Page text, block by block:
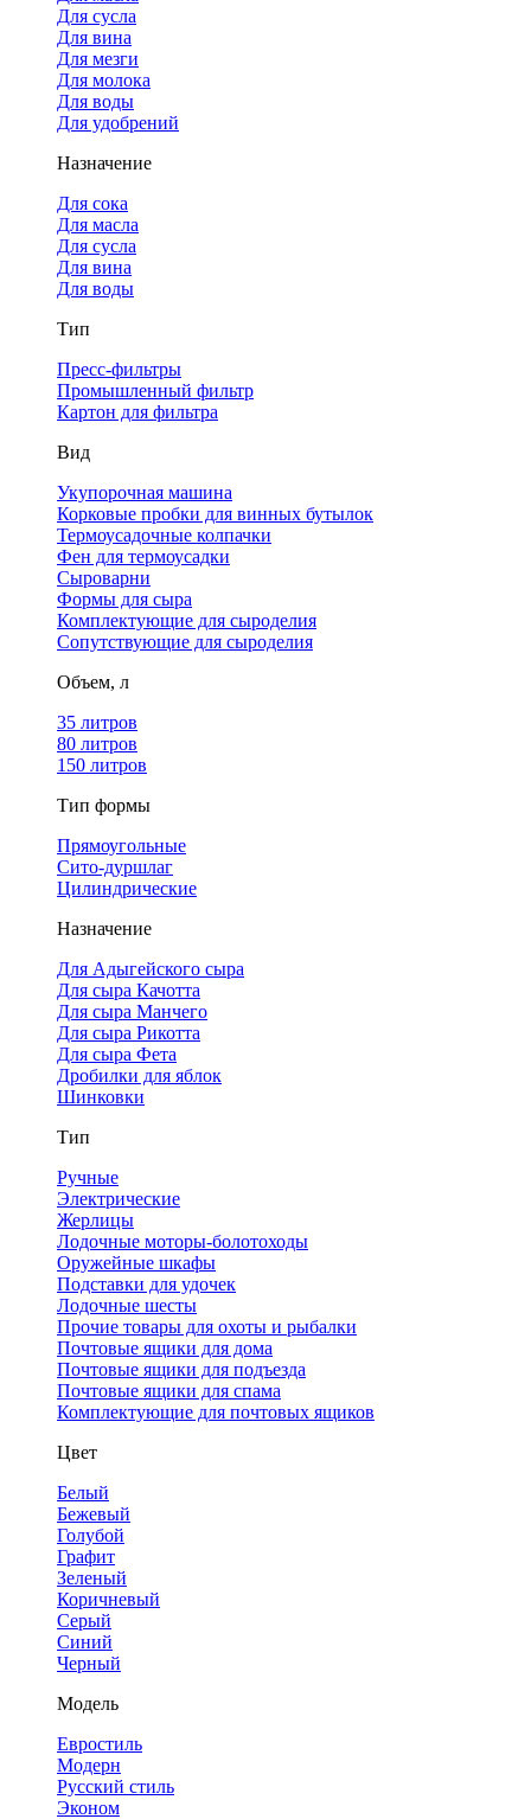
Для сусла
Для вина
Для мезги
Для молока
Для воды
Для удобрений
Назначение
Для сока
Для масла
Для сусла
Для вина
Для воды
Тип
Пресс-фильтры
Промышленный фильтр
Картон для фильтра
Вид
Укупорочная машина
Корковые пробки для винных бутылок
Термоусадочные колпачки
Фен для термоусадки
Сыроварни
Формы для сыра
Комплектующие для сыроделия
Сопутствующие для сыроделия
Объем, л
35 литров
80 литров
150 литров
Тип формы
Прямоугольные
Сито-дуршлаг
Цилиндрические
Назначение
Для Адыгейского сыра
Для сыра Качотта
Для сыра Манчего
Для сыра Рикотта
Для сыра Фета
Дробилки для яблок
Шинковки
Тип
Ручные
Электрические
Жерлицы
Лодочные моторы-болотоходы
Оружейные шкафы
Подставки для удочек
Лодочные шесты
Прочие товары для охоты и рыбалки
Почтовые ящики для дома
Почтовые ящики для подъезда
Почтовые ящики для спама
Комплектующие для почтовых ящиков
Цвет
Белый
Бежевый
Голубой
Графит
Зеленый
Коричневый
Серый
Синий
Черный
Модель
Евростиль
Модерн
Русский стиль
Эконом